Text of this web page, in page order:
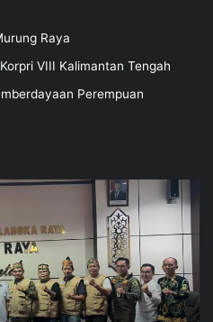
Raya
VIII Kalimantan Tengah
Perempuan